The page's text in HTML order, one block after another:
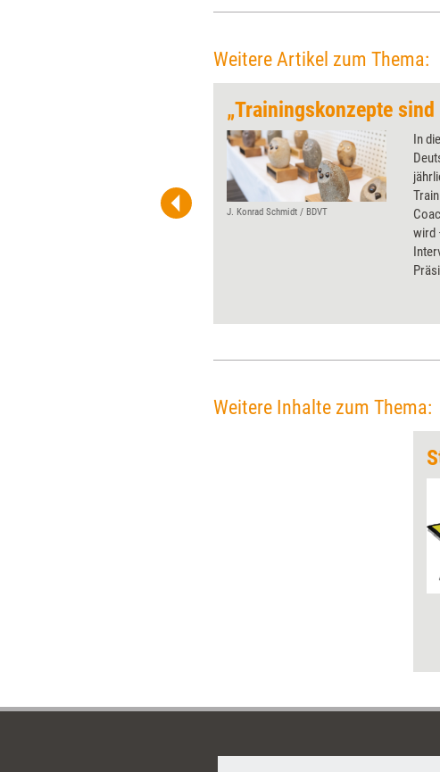
Weitere Artikel zum Thema:
verliehen. Dabei zeigte sich der
J. Konrad Schmidt / BDVT
In
wird
Weitere Inhalte zum Thema: